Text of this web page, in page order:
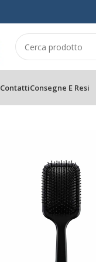
ContattiConsegne E Resi